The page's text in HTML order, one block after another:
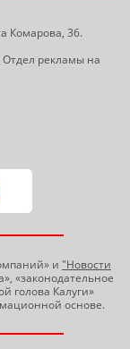
Комарова, 36.
Отдел рекламы на
и "Новости
«законодательное
голова Калуги»
основе.